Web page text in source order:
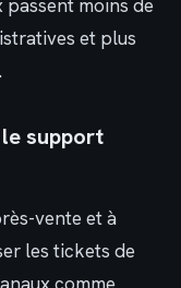
passent moins de
et plus
support
vente et à
les tickets de